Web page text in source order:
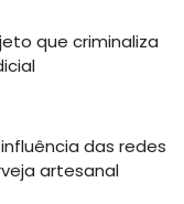
que criminaliza
das redes
artesanal